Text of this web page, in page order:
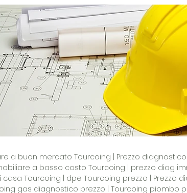
a buon mercato Tourcoing | Prezzo
a basso costo Tourcoing | prezzo diag
casa Tourcoing | dpe Tourcoing prezzo |
gas diagnostico prezzo | Tourcoing piombo